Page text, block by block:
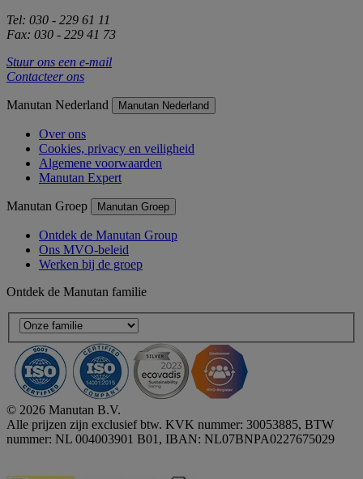
Tel: 030 - 229 61 11
Fax: 030 - 229 41 73
Stuur ons een e-mail
Contacteer ons
Manutan Nederland Manutan Nederland
Over ons
Cookies, privacy en veiligheid
Algemene voorwaarden
Manutan Expert
Manutan Groep Manutan Groep
Ontdek de Manutan Group
Ons MVO-beleid
Werken bij de groep
Ontdek de Manutan familie
© 2026 Manutan B.V.
Alle prijzen zijn exclusief btw. KVK nummer: 30053885, BTW
nummer: NL 004003901 B01, IBAN: NL07BNPA0227675029